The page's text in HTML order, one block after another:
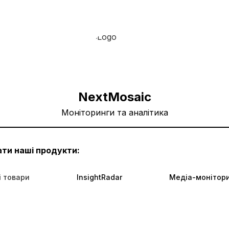
NextMosaic
Моніторинги та аналітика
наші продукти:
товари InsightRadar Медіа-